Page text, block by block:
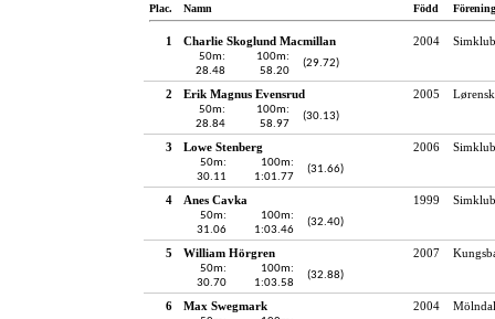
Plac. Namn Född Förening
1 Charlie Skoglund Macmillan 2004
50m:
28.48
100m:
58.20
(29.72)
2 Erik Magnus Evensrud 2005
50m:
28.84
100m:
58.97
(30.13)
3 Lowe Stenberg 2006
50m:
30.11
100m:
1:01.77
(31.66)
4 Anes Cavka 1999
50m:
31.06
100m:
1:03.46
(32.40)
5 William Hörgren 2007
50m:
30.70
100m:
1:03.58
(32.88)
6 Max Swegmark 2004